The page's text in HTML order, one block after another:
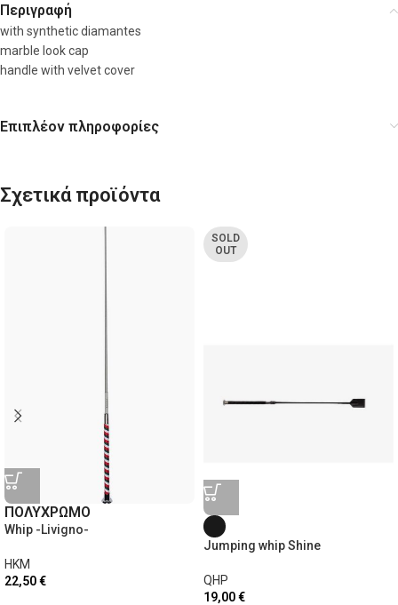
Περιγραφή
with synthetic diamantes
marble look cap
handle with velvet cover
Επιπλέον πληροφορίες
Σχετικά προϊόντα
ΠΟΛΥΧΡΩΜΟ
Whip -Livigno-
HKM
22,50€
SOLD
OUT
Jumping whip Shine
QHP
19,00€